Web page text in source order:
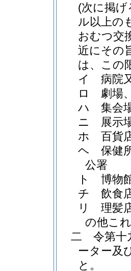
(次に掲げ
ル以上の
おむつ交
近にその
は、この
イ
病院
ロ
劇場
ハ
集会
ニ
展示
ホ
百貨
ヘ
保健
公署
ト
博物
チ
飲食
リ
理髪
の他こ
二
令第十
ーター及
と。